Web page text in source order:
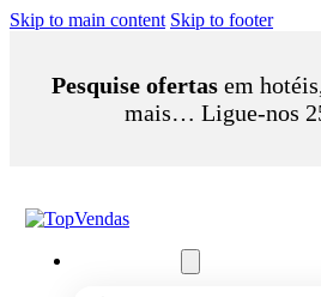
Skip to main content Skip to footer
Pesquise ofertas em
mais… Ligue-nos